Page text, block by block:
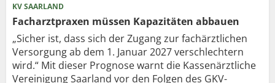
KV SAARLAND
Facharztpraxen müssen Kapazitäten abbauen
„Sicher ist, dass sich der Zugang zur fachärztlichen
Versorgung ab dem 1. Januar 2027 verschlechtern
wird.“ Mit dieser Prognose warnt die Kassenärztliche
Vereinigung Saarland vor den Folgen des GKV-